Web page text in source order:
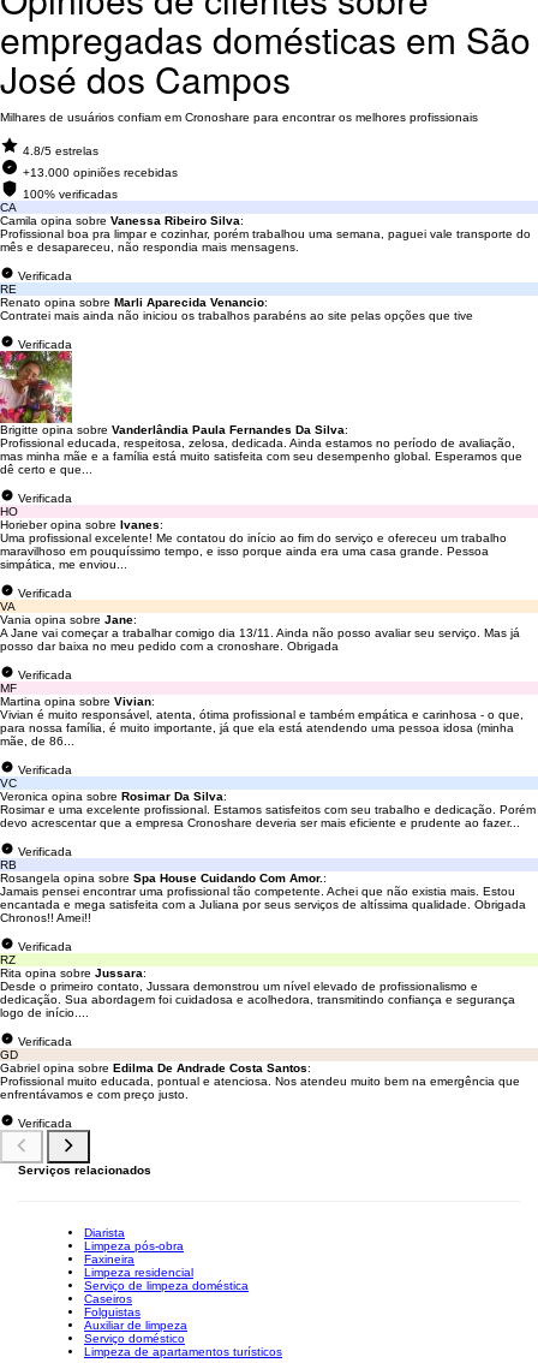
empregadas domésticas em São
José dos Campos
Milhares de usuários confiam em Cronoshare para encontrar os melhores profissionais
4.8/5 estrelas
+13.000 opiniões recebidas
100% verificadas
CA
Camila opina sobre Vanessa Ribeiro Silva:
Profissional boa pra limpar e cozinhar, porém trabalhou uma semana, paguei vale transporte do
mês e desapareceu, não respondia mais mensagens.
Verificada
RE
Renato opina sobre Marli Aparecida Venancio:
Contratei mais ainda não iniciou os trabalhos parabéns ao site pelas opções que tive
Verificada
Brigitte opina sobre Vanderlândia Paula Fernandes Da Silva:
Profissional educada, respeitosa, zelosa, dedicada. Ainda estamos no período de avaliação,
mas minha mãe e a família está muito satisfeita com seu desempenho global. Esperamos que
dê certo e que...
Verificada
HO
Horieber opina sobre Ivanes:
Uma profissional excelente! Me contatou do início ao fim do serviço e ofereceu um trabalho
maravilhoso em pouquíssimo tempo, e isso porque ainda era uma casa grande. Pessoa
simpática, me enviou...
Verificada
VA
Vania opina sobre Jane:
A Jane vai começar a trabalhar comigo dia 13/11. Ainda não posso avaliar seu serviço. Mas já
posso dar baixa no meu pedido com a cronoshare. Obrigada
Verificada
MF
Martina opina sobre Vivian:
Vivian é muito responsável, atenta, ótima profissional e também empática e carinhosa - o que,
para nossa família, é muito importante, já que ela está atendendo uma pessoa idosa (minha
mãe, de 86...
Verificada
VC
Veronica opina sobre Rosimar Da Silva:
Rosimar e uma excelente profissional. Estamos satisfeitos com seu trabalho e dedicação. Porém
devo acrescentar que a empresa Cronoshare deveria ser mais eficiente e prudente ao fazer...
Verificada
RB
Rosangela opina sobre Spa House Cuidando Com Amor.:
Jamais pensei encontrar uma profissional tão competente. Achei que não existia mais. Estou
encantada e mega satisfeita com a Juliana por seus serviços de altíssima qualidade. Obrigada
Chronos!! Amei!!
Verificada
RZ
Rita opina sobre Jussara:
Desde o primeiro contato, Jussara demonstrou um nível elevado de profissionalismo e
dedicação. Sua abordagem foi cuidadosa e acolhedora, transmitindo confiança e segurança
logo de início....
Verificada
GD
Gabriel opina sobre Edilma De Andrade Costa Santos:
Profissional muito educada, pontual e atenciosa. Nos atendeu muito bem na emergência que
enfrentávamos e com preço justo.
Verificada
Serviços relacionados
Diarista
Limpeza pós-obra
Faxineira
Limpeza residencial
Serviço de limpeza doméstica
Caseiros
Folguistas
Auxiliar de limpeza
Serviço doméstico
Limpeza de apartamentos turísticos